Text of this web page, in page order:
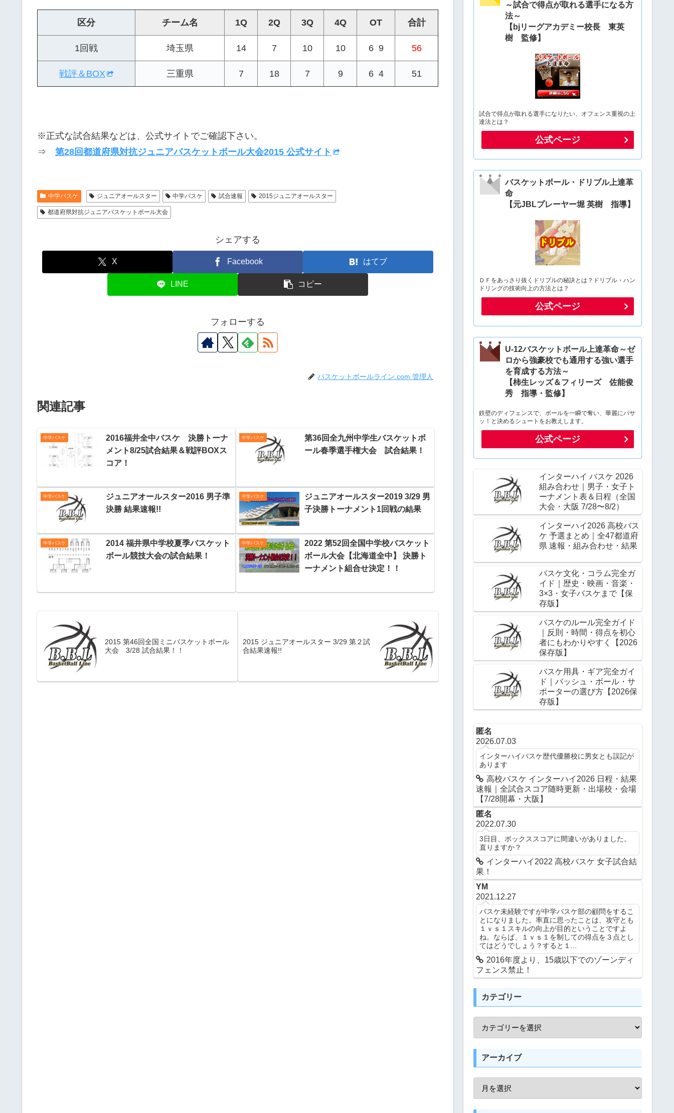
区分 チーム名 1Q 2Q 3Q 4Q OT 合計
1回戦 埼玉県 14 7 10 10 6 9 56
戦評＆BOX 三重県 7 18 7 9 6 4 51
※正式な試合結果などは、公式サイトでご確認下さい。
⇒ 第28回都道府県対抗ジュニアバスケットボール大会2015 公式サイト
中学バスケ ジュニアオールスター 中学バスケ 試合速報 2015ジュニアオールスター
都道府県対抗ジュニアバスケットボール大会
シェアする
X Facebook はてブ
LINE コピー
フォローする
バスケットボールライン.com 管理人
関連記事
中学バスケ
2016福井全中バスケ 決勝トーナ
メント8/25試合結果＆戦評BOXス
コア！
中学バスケ
第36回全九州中学生バスケットボ
ール春季選手権大会 試合結果！
中学バスケ
ジュニアオールスター2016 男子準
決勝 結果速報!!
中学バスケ
ジュニアオールスター2019 3/29 男
子決勝トーナメント1回戦の結果
中学バスケ
2014 福井県中学校夏季バスケット
ボール競技大会の試合結果！
中学バスケ
2022 第52回全国中学校バスケット
ボール大会【北海道全中】 決勝ト
ーナメント組合せ決定！！
2015 第46回全国ミニバスケットボール
大会 3/28 試合結果！！
2015 ジュニアオールスター 3/29 第２試
合結果速報!!
～試合で得点が取れる選手になる方
法～
【bjリーグアカデミー校長 東英
樹 監修】
試合で得点が取れる選手になりたい、オフェンス重視の上
達法とは？
公式ページ
バスケットボール・ドリブル上達革
命
【元JBLプレーヤー堀 英樹 指導】
ＤＦをあっさり抜くドリブルの秘訣とは？ドリブル・ハン
ドリングの技術向上の方法とは？
公式ページ
U-12バスケットボール上達革命～ゼ
ロから強豪校でも通用する強い選手
を育成する方法～
【柿生レッズ＆フィリーズ 佐能俊
秀 指導・監修】
鉄壁のディフェンスで、ボールを一瞬で奪い、華麗にパサ
ッ！と決めるシュートをお教えします。
公式ページ
インターハイ バスケ 2026
組み合わせ｜男子・女子ト
ーナメント表＆日程（全国
大会・大阪 7/28〜8/2）
インターハイ2026 高校バス
ケ 予選まとめ｜全47都道府
県 速報・組み合わせ・結果
バスケ文化・コラム完全ガ
イド｜歴史・映画・音楽・
3×3・女子バスケまで【保
存版】
バスケのルール完全ガイド
｜反則・時間・得点を初心
者にもわかりやすく【2026
保存版】
バスケ用具・ギア完全ガイ
ド｜バッシュ・ボール・サ
ポーターの選び方【2026保
存版】
匿名
2026.07.03
インターハイバスケ歴代優勝校に男女とも誤記が
あります
高校バスケ インターハイ2026 日程・結果
速報｜全試合スコア随時更新・出場校・会場
【7/28開幕・大阪】
匿名
2022.07.30
3日目、ボックススコアに間違いがありました。
直りますか？
インターハイ2022 高校バスケ 女子試合結
果！
YM
2021.12.27
バスケ未経験ですが中学バスケ部の顧問をするこ
とになりました。率直に思ったことは、攻守とも
１ｖｓ１スキルの向上が目的ということですよ
ね。ならば、１ｖｓ１を制しての得点を３点とし
てはどうでしょう？すると１...
2016年度より、15歳以下でのゾーンディ
フェンス禁止！
カテゴリー
アーカイブ